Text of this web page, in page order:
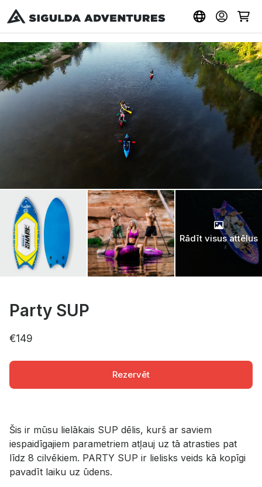
Rādīt visus attēlus
Party SUP
€149
Rezervēt
Šis ir mūsu lielākais SUP dēlis, kurš ar saviem
iespaidīgajiem parametriem atļauj uz tā atrasties pat
līdz 8 cilvēkiem. PARTY SUP ir lielisks veids kā kopīgi
pavadīt laiku uz ūdens.